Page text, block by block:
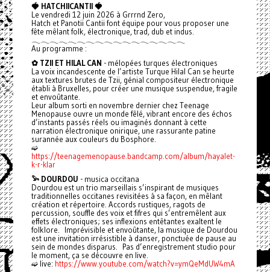
🍓 HATCHIICANTII 🍓
Le vendredi 12 juin 2026 à Grrrnd Zero,
Hatch et Panotii Cantii font équipe pour vous proposer une
fête mêlant folk, électronique, trad, dub et indus.
𓂃𓂃𓂃𓂃𓂃𓂃𓂃𓂃𓂃𓂃𓂃𓂃𓂃𓂃𓂃𓂃𓂃
Au programme :
✿ TZII ET HILAL CAN - mélopées turques électroniques
La voix incandescente de l’artiste Turque Hilal Can se heurte
aux textures brutes de Tzii, génial compositeur électronique
établi à Bruxelles, pour créer une musique suspendue, fragile
et envoûtante.
Leur album sorti en novembre dernier chez Teenage
Menopause ouvre un monde fêlé, vibrant encore des échos
d’instants passés réels ou imaginés donnant à cette
narration électronique onirique, une rassurante patine
surannée aux couleurs du Bosphore.
➫
https://teenagemenopause.bandcamp.com/album/hayalet-
k-r-klar
𓅩 DOURDOU - musica occitana
Dourdou est un trio marseillais s’inspirant de musiques
traditionnelles occitanes revisitées à sa façon, en mêlant
création et répertoire. Accords rustiques, ragots de
percussion, souffle des voix et fifres qui s’entremêlent aux
effets électroniques; ses inflexions entêtantes exaltent le
folklore. Imprévisible et envoûtante, la musique de Dourdou
est une invitation irrésistible à danser, ponctuée de pause au
sein de mondes disparus. Pas d’enregistrement studio pour
le moment, ça se découvre en live.
➫ live: https://www.youtube.com/watch?v=ymQeMdUW4mA